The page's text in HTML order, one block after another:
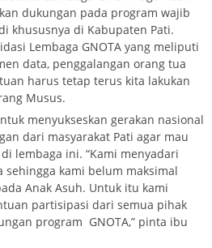
dukungan pada program wajib
khususnya di Kabupaten Pati.
Lembaga GNOTA yang meliputi
data, penggalangan orang tua
harus tetap terus kita lakukan
Musus.
menyukseskan gerakan nasional
dari masyarakat Pati agar mau
lembaga ini. “Kami menyadari
sehingga kami belum maksimal
Anak Asuh. Untuk itu kami
partisipasi dari semua pihak
program GNOTA,” pinta ibu